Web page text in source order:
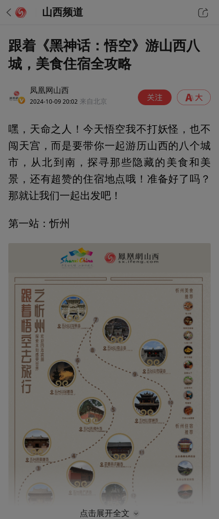
山西频道
跟着《黑神话：悟空》游山西八
城，美食住宿全攻略
凤凰网山西
2024-10-09 20:02 来自北京
嘿，天命之人！今天悟空我不打妖怪，也不
闯天宫，而是要带你一起游历山西的八个城
市，从北到南，探寻那些隐藏的美食和美
景，还有超赞的住宿地点哦！准备好了吗？
那就让我们一起出发吧！
第一站：忻州
点击展开全文